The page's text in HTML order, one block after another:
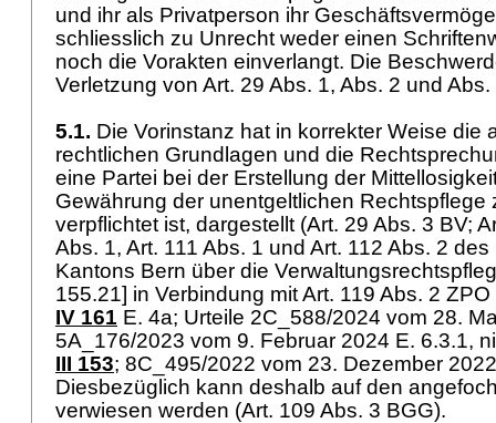
und ihr als Privatperson ihr
schliesslich zu Unrecht weder einen
noch die Vorakten einverlangt. Die
Verletzung von Art. 29 Abs. 1, Abs. 2 und
5.1. Die Vorinstanz hat in korrekter Weise die
rechtlichen Grundlagen und die
eine Partei bei der Erstellung der
Gewährung der unentgeltlichen Rechtspflege
verpflichtet ist, dargestellt (Art. 29 Abs. 3 BV;
Abs. 1, Art. 111 Abs. 1 und Art. 112 Abs. 2
Kantons Bern über die
155.21] in Verbindung mitArt. 119 Abs. 2 ZPO
IV 161 E. 4a; Urteile 2C_588/2024 vom 28.
5A_176/2023 vom 9. Februar 2024 E. 6.3.1,
III 153; 8C_495/2022 vom 23. Dezember
Diesbezüglich kann deshalb auf den
verwiesen werden (Art. 109 Abs. 3 BGG).